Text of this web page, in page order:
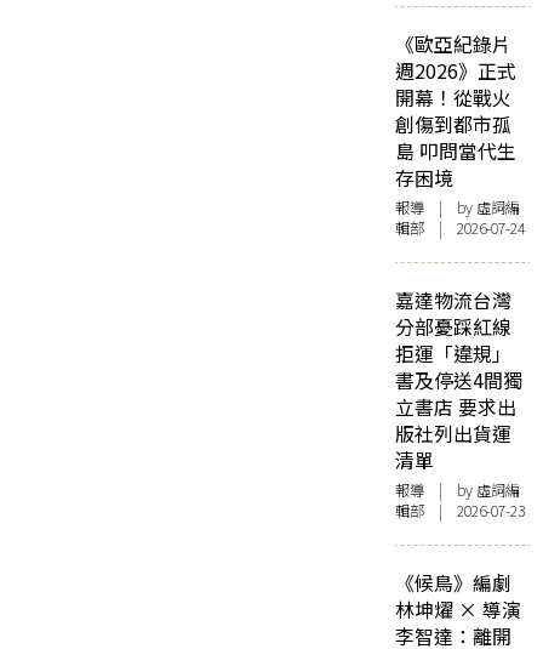
《歐亞紀錄片
週2026》正式
開幕！從戰火
創傷到都市孤
島 叩問當代生
存困境
報導 | by 虛詞編
輯部 | 2026-07-24
嘉達物流台灣
分部憂踩紅線
拒運「違規」
書及停送4間獨
立書店 要求出
版社列出貨運
清單
報導 | by 虛詞編
輯部 | 2026-07-23
《候鳥》編劇
林坤燿 × 導演
李智達：離開